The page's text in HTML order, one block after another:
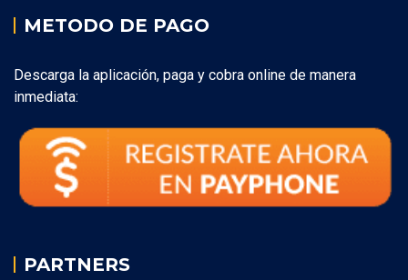
METODO DE PAGO
Descarga la aplicación, paga y cobra online de manera
inmediata:
PARTNERS